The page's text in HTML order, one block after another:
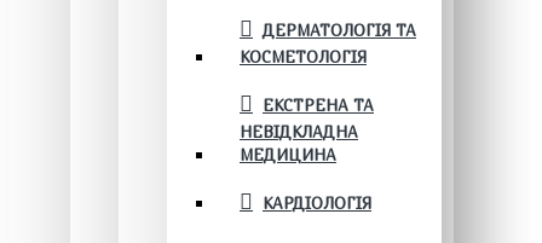
ДЕРМАТОЛОГІЯ ТА
КОСМЕТОЛОГІЯ
ЕКСТРЕНА ТА
НЕВІДКЛАДНА
МЕДИЦИНА
КАРДІОЛОГІЯ